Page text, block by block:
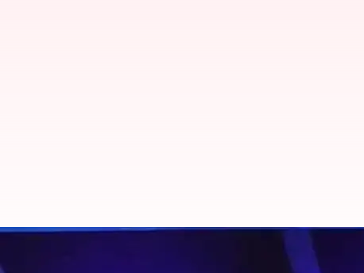
ஆசிய சாம்பியன்ஷிப்